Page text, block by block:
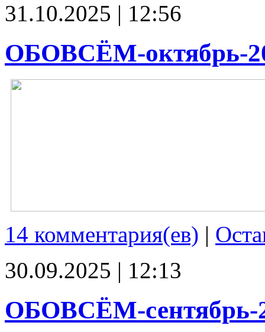
31.10.2025 | 12:56
ОБОВСЁМ-октябрь-
14 комментария(ев) |
30.09.2025 | 12:13
ОБОВСЁМ-сентябрь-